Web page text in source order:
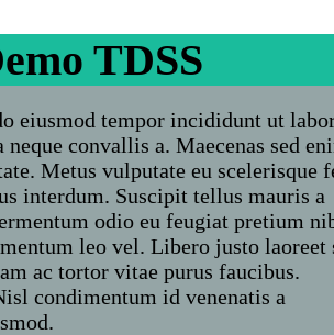
TDSS
eiusmod tempor incididunt ut
convallis a. Maecenas sed
Metus vulputate eu scelerisque
interdum. Suscipit tellus mauris a
odio eu feugiat pretium
leo vel. Libero justo laoreet
ac tortor vitae purus faucibus.
condimentum id venenatis a